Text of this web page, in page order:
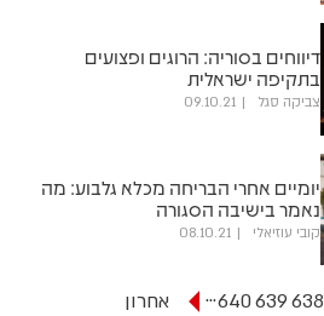
דיווחים בסוריה: הרוגים ופצועים
בתקיפה ישראלית
צביקה סגל 09.10.21
יומיים אחרי הבריחה מכלא גלבוע: מה
נאמר בישיבה הסגורה
קובי עוזיאלי 08.10.21
638
639
640
... אחרון